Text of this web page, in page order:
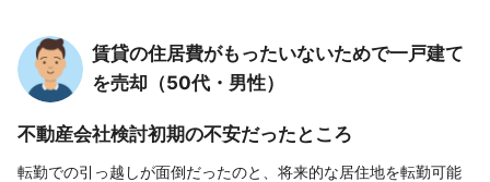
賃貸の住居費がもったいないためで一戸建て
を売却（50代・男性）
不動産会社検討初期の不安だったところ
転勤での引っ越しが面倒だったのと、将来的な居住地を転勤可能